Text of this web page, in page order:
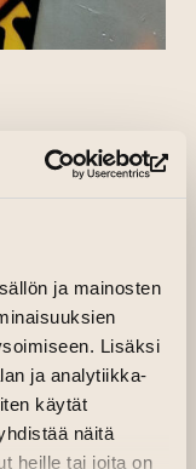
ja mainosten
Lisäksi
ja analytiikka-
käytät
näitä
heille tai joita on
(2023)